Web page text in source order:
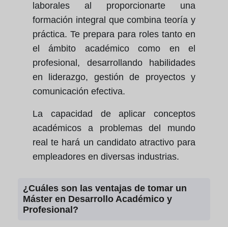
laborales al proporcionarte una
formación integral que combina teoría y
práctica. Te prepara para roles tanto en
el ámbito académico como en el
profesional, desarrollando habilidades
en liderazgo, gestión de proyectos y
comunicación efectiva.
La capacidad de aplicar conceptos
académicos a problemas del mundo
real te hará un candidato atractivo para
empleadores en diversas industrias.
¿Cuáles son las ventajas de tomar un
Máster en Desarrollo Académico y
Profesional?